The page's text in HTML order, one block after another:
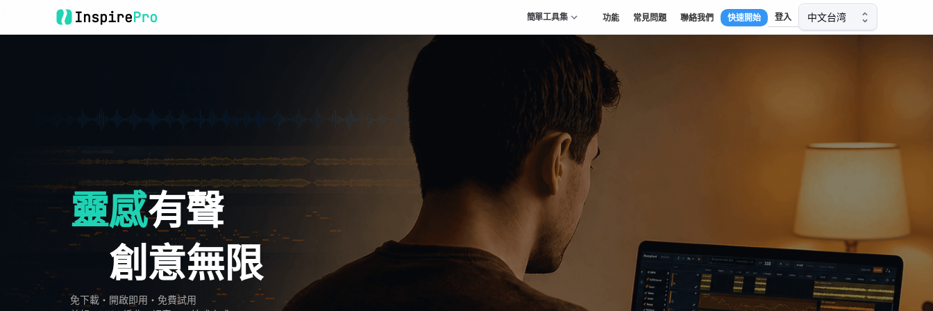
InspirePro 簡單工具集 功能 常見問題 聯絡我們 快速開始 登入 中文台湾
靈感有聲
創意無限
免下載・開啟即用・免費試用